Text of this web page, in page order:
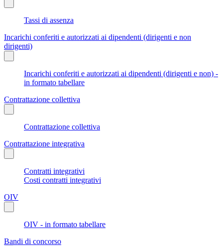
Tassi di assenza
Incarichi conferiti e autorizzati ai dipendenti (dirigenti e non
dirigenti)
Incarichi conferiti e autorizzati ai dipendenti (dirigenti e non) -
in formato tabellare
Contrattazione collettiva
Contrattazione collettiva
Contrattazione integrativa
Contratti integrativi
Costi contratti integrativi
OIV
OIV - in formato tabellare
Bandi di concorso